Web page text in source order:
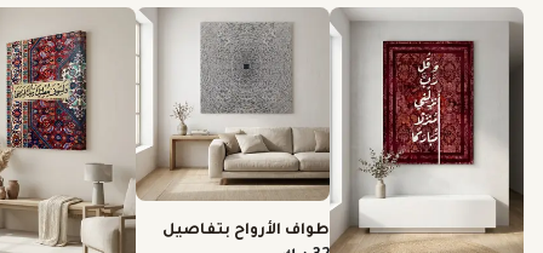
طواف الأرواح بتفاصيل